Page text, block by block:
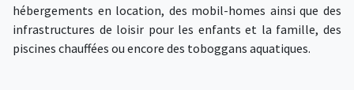
hébergements en location, des mobil-homes ainsi que des
infrastructures de loisir pour les enfants et la famille, des
piscines chauffées ou encore des toboggans aquatiques.